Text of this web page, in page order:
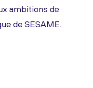
ambitions de
de SESAME.